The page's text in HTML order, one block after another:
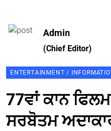
Admin
(Chief Editor)
ENTERTAINMENT /
77ਵਾਂ ਕਾਨ
ਸਰਬੋਤਮ